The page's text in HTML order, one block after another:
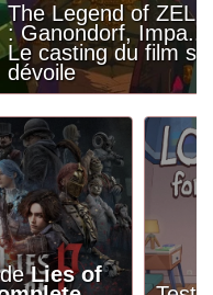
The Legend of
: Ganondorf, Impa...
Le casting du film se
dévoile
deLies of